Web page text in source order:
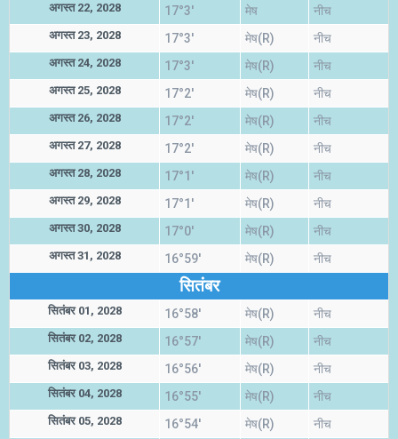
अगस्त 22, 2028 17°3' मेष नीच
अगस्त 23, 2028 17°3' मेष(R) नीच
अगस्त 24, 2028 17°3' मेष(R) नीच
अगस्त 25, 2028 17°2' मेष(R) नीच
अगस्त 26, 2028 17°2' मेष(R) नीच
अगस्त 27, 2028 17°2' मेष(R) नीच
अगस्त 28, 2028 17°1' मेष(R) नीच
अगस्त 29, 2028 17°1' मेष(R) नीच
अगस्त 30, 2028 17°0' मेष(R) नीच
अगस्त 31, 2028 16°59' मेष(R) नीच
सितंबर
सितंबर 01, 2028 16°58' मेष(R) नीच
सितंबर 02, 2028 16°57' मेष(R) नीच
सितंबर 03, 2028 16°56' मेष(R) नीच
सितंबर 04, 2028 16°55' मेष(R) नीच
सितंबर 05, 2028 16°54' मेष(R) नीच